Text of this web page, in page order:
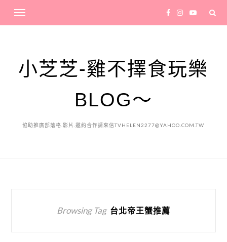
小芝芝-雞不擇食玩樂
BLOG～
協助推廣部落格.影片.邀約合作請來信TVHELEN2277@YAHOO.COM.TW
Browsing Tag 台北帝王蟹推薦